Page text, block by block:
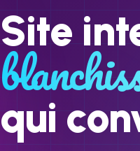
Site
qui